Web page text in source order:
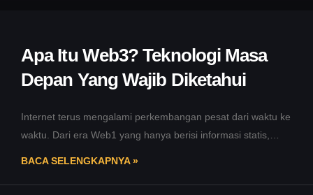
Apa Itu Web3? Teknologi Masa
Depan Yang Wajib Diketahui
Internet terus mengalami perkembangan pesat dari waktu ke
waktu. Dari era Web1 yang hanya berisi informasi statis,
BACA SELENGKAPNYA »